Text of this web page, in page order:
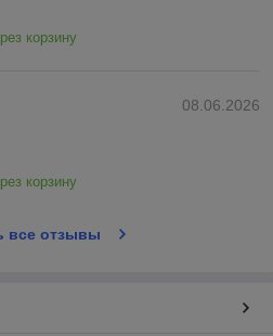
корзину
08.06.2026
корзину
все отзывы